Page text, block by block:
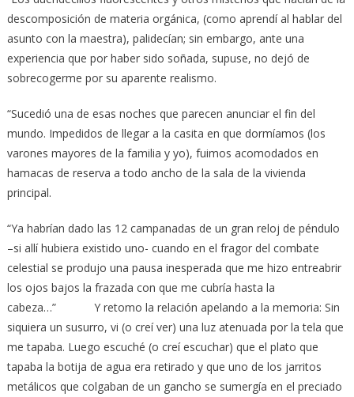
descomposición de materia orgánica, (como aprendí al hablar del
asunto con la maestra), palidecían; sin embargo, ante una
experiencia que por haber sido soñada, supuse, no dejó de
sobrecogerme por su aparente realismo.
“Sucedió una de esas noches que parecen anunciar el fin del
mundo. Impedidos de llegar a la casita en que dormíamos (los
varones mayores de la familia y yo), fuimos acomodados en
hamacas de reserva a todo ancho de la sala de la vivienda
principal.
“Ya habrían dado las 12 campanadas de un gran reloj de péndulo
–si allí hubiera existido uno- cuando en el fragor del combate
celestial se produjo una pausa inesperada que me hizo entreabrir
los ojos bajos la frazada con que me cubría hasta la
cabeza…” Y retomo la relación apelando a la memoria: Sin
siquiera un susurro, vi (o creí ver) una luz atenuada por la tela que
me tapaba. Luego escuché (o creí escuchar) que el plato que
tapaba la botija de agua era retirado y que uno de los jarritos
metálicos que colgaban de un gancho se sumergía en el preciado